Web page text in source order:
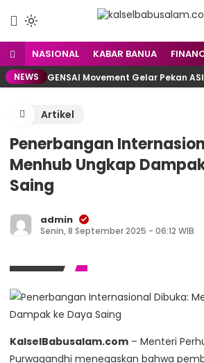
NASIONAL KABAR BANUA
NEWS GENSAI Movement Gelar Pekan
Artikel
Penerbangan
Menhub Ungkap
Saing
admin
Senin, 8 September 2025 - 06:12 WIB
KalselBabusalam.com – Menteri
Purwagandhi menegaskan bahwa